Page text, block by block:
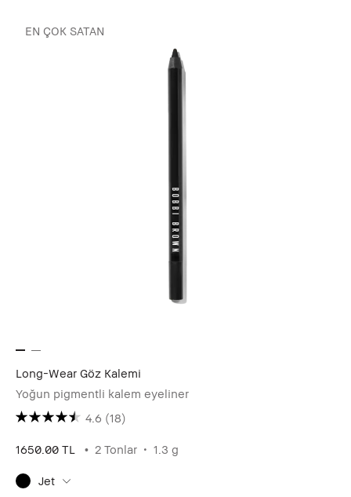
EN ÇOK SATAN
Long-Wear Göz Kalemi
Yoğun pigmentli kalem eyeliner
4.6 (18)
1650.00 TL 2 Tonlar 1.3 g
Jet